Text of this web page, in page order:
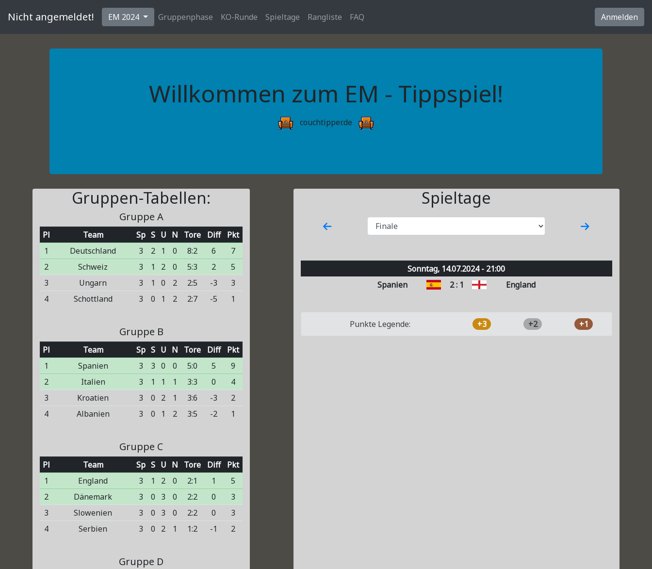
Nicht angemeldet! EM 2024 Gruppenphase KO-Runde Spieltage Rangliste FAQ Anmelden
Willkommen zum EM - Tippspiel!
couchtipper.de
Gruppen-Tabellen:
Gruppe A
Pl Team Sp S U N Tore Diff
Pkt
1
Deutschland 3 2 1 0 8:2 6
7
2
Schweiz 3 1 2 0 5:3 2
5
3
Ungarn 3 1 0 2 2:5 -3
3
4
Schottland 3 0 1 2 2:7 -5 1
Gruppe B
Pl Team Sp S U N Tore Diff
Pkt
1
Spanien 3 3 0 0 5:0 5
9
2
Italien 3 1 1 1 3:3 0
4
3
Kroatien 3 0 2 1 3:6 -3
2
4
Albanien 3 0 1 2 3:5 -2 1
Gruppe C
Pl Team Sp S U N Tore Diff
Pkt
1
England 3 1 2 0 2:1 1
5
2
Dänemark 3 0 3 0 2:2 0
3
3
Slowenien 3 0 3 0 2:2 0
3
4
Serbien 3 0 2 1 1:2 -1 2
Gruppe D
Spieltage
Sonntag, 14.07.2024 - 21:00
Spanien
2 : 1 England
Punkte Legende: +3 +2 +1